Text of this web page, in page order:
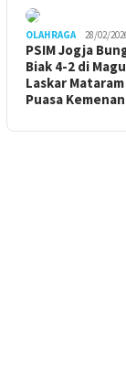
OLAHRAGA 28/02/
PSIM Jogja
Biak 4-2 di
Laskar
Puasa